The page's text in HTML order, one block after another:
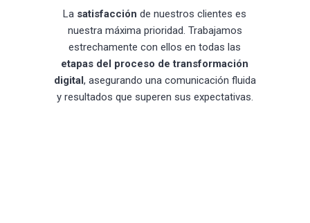
La satisfacción de nuestros clientes es
nuestra máxima prioridad. Trabajamos
estrechamente con ellos en todas las
etapas del proceso de transformación
digital, asegurando una comunicación fluida
y resultados que superen sus expectativas.